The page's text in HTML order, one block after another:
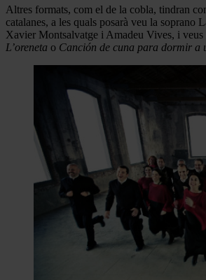
Altres formats, com el de la cobla, tindran
catalanes, a les quals posarà veu la
Xavier Montsalvatge i Amadeu Vives, i veus
L’oreneta o Canción de cuna para dormir a